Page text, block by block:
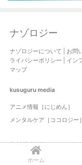
ホーム
ナゾロジー
ナゾロジーについて お問
ライバシーポリシー
イン
マップ
kusuguru media
アニメ情報［にじめん］
メンタルケア［ココロジー］
© 2017-2026 nazology. all